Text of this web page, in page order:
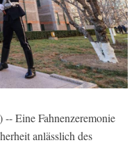
Eine Fahnenzeremonie
anlässlich des